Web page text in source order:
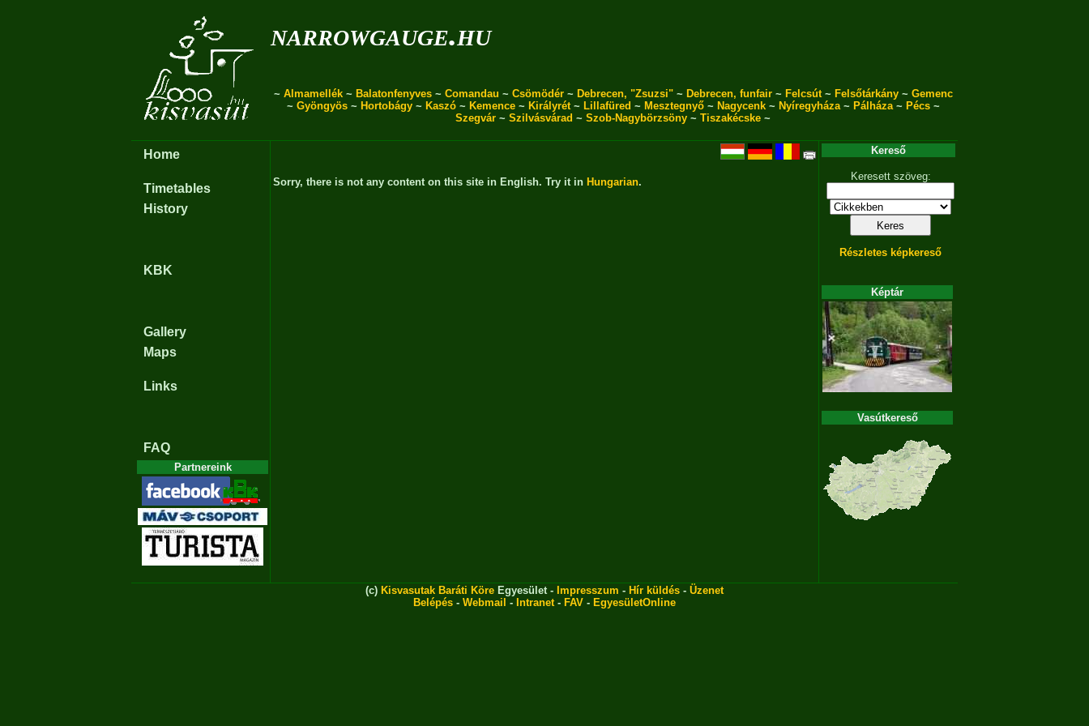
narrowgauge.hu
~ Almamellék~ Balatonfenyves~ Comandau ~ Csömödér~ Debrecen, "Zsuzsi"~ Debrecen, funfair~ Felcsút~ Felsőtárkány~ Gemenc
~ Gyöngyös~ Hortobágy~ Kaszó~ Kemence~ Királyrét~ Lillafüred ~ Mesztegnyő~ Nagycenk~ Nyíregyháza~ Pálháza~ Pécs~
Szegvár ~ Szilvásvárad ~ Szob-Nagybörzsöny ~ Tiszakécske ~
Home
Timetables
History
KBK
Gallery
Maps
Links
FAQ
Partnereink
Sorry, there is not any content on this site in English. Try it in Hungarian.
Kereső
Keresett szöveg:
Részletes képkereső
Képtár
Vasútkereső
(c) Kisvasutak Baráti Köre Egyesület - Impresszum - Hír küldés - Üzenet
Belépés - Webmail - Intranet- FAV - EgyesületOnline